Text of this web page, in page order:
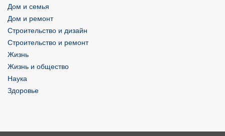
Дом и семья
Дом и ремонт
Строительство и дизайн
Строительство и ремонт
Жизнь
Жизнь и общество
Наука
Здоровье